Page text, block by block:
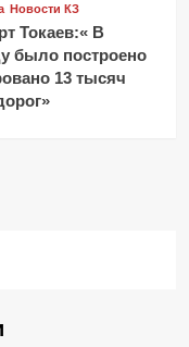
Новости КЗ
Токаев:« В
было построено
13 тысяч